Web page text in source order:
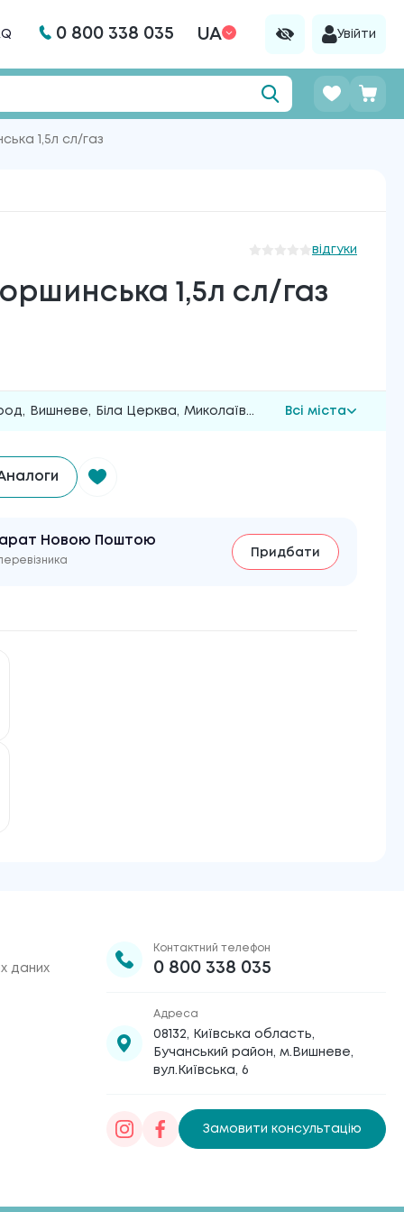
0 800 338 035 UA Увійти
1,5л сл/газ
відгуки
1,5л сл/газ
, Вишневе, Біла Церква, Миколаїв... Всі міста
Новою Поштою
Придбати
даних
Контактний телефон
0 800 338 035
Адреса
08132, Київська область,
Бучанський район, м.Вишневе,
вул.Київська, 6
Замовити консультацію